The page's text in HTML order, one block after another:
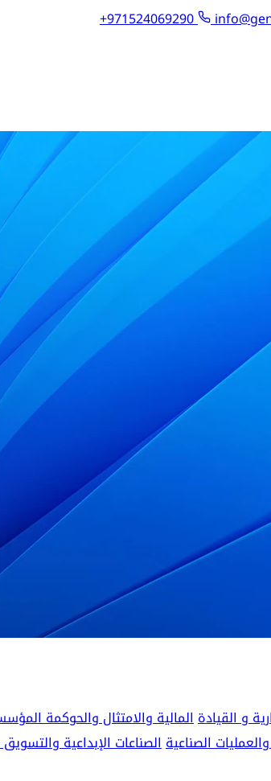
+971524069290
و القيادةالمالية والامتثال والحوكمة
الصناعيةالصناعات الإبداعية